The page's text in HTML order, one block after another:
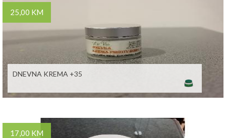
25,00 KM
DNEVNA KREMA +35
17,00 KM